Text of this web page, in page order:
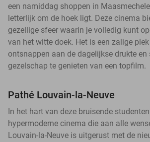
een namiddag shoppen in
letterlijk om de hoek ligt. Deze cinema
gezellige sfeer waarin je volledig kunt
van het witte doek. Het is een zalige
ontsnappen aan de dagelijkse drukte en
gezelschap te genieten van een topfilm.
Pathé Louvain-la-Neuve
In het hart van deze bruisende
hypermoderne cinema die aan alle
Louvain-la-Neuve is uitgerust met de